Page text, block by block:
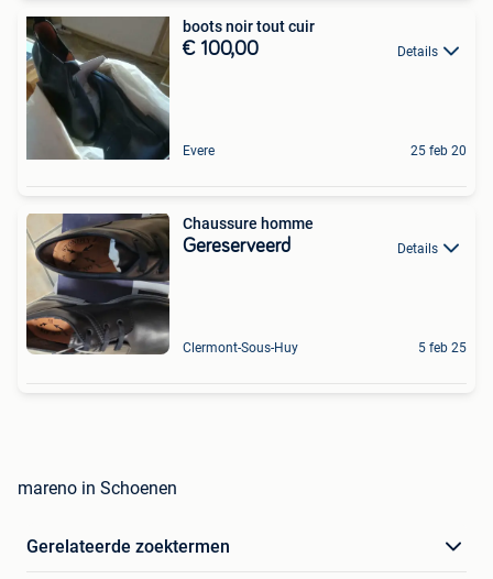
boots noir tout cuir
€ 100,00 Details
Evere 25 feb 20
Chaussure homme
Gereserveerd Details
Clermont-Sous-Huy 5 feb 25
mareno in Schoenen
Gerelateerde zoektermen